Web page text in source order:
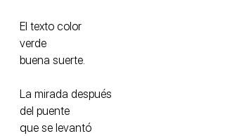
El texto color
verde
buena suerte.
La mirada después
del puente
que se levantó